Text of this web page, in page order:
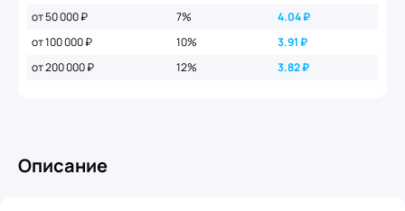
от 50 000 ₽
7% 4.04₽
от 100 000 ₽
10% 3.91₽
от 200 000 ₽
12% 3.82₽
Описание